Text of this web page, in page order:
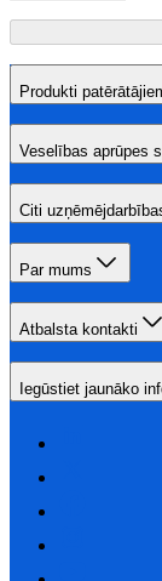
Produkti
Veselības aprūpes
Citi
Par mums
Atbalsta kontakti
Iegūstiet jaunāko